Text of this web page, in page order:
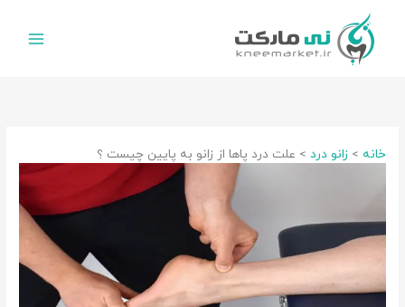
خانه زانو درد علت درد پاها از زانو به پایین چیست ؟